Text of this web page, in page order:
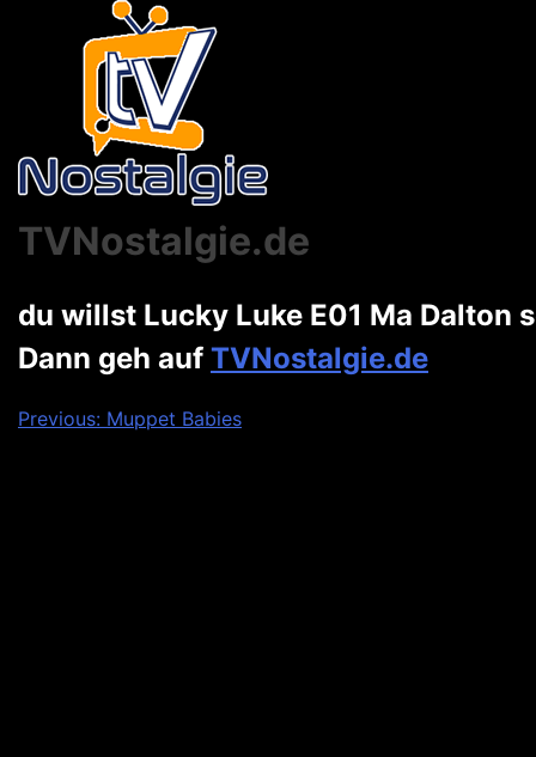
TVNostalgie.de
du willst Lucky Luke E01 Ma Dalton
Dann geh auf TVNostalgie.de
Beitragsnavigation
Previous: Muppet Babies